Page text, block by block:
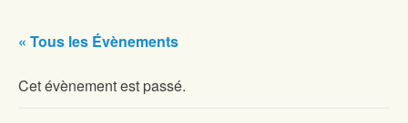
« Tous les Évènements
Cet évènement est passé.